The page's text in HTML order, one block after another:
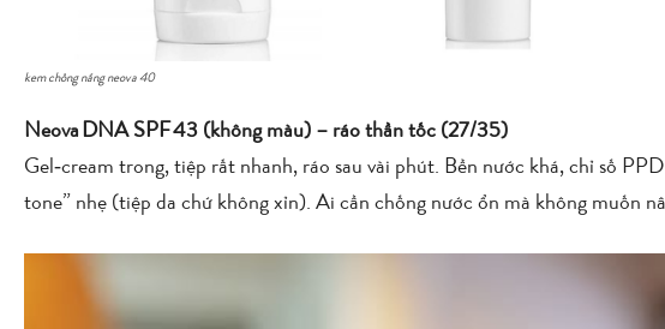
kem chống nắng neova 40
Neova DNA SPF 43 (không màu) – ráo thần tốc (27/35)
Gel‑cream trong, tiệp rất nhanh, ráo sau vài phút. Bền nước khá, chỉ số
tone” nhẹ (tiệp da chứ không xỉn). Ai cần chống nước ổn mà không muốn